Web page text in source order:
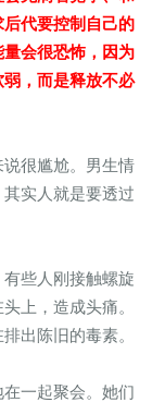
代要控制自己的
会很恐怖，因为
，而是释放不必
很尴尬。男生情
实人就是要透过
些人刚接触螺旋
上，造成头痛。
出陈旧的毒素。
一起聚会。她们